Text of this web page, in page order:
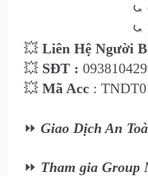
⤿
⤿
💥 Liên Hệ Người
💥 SĐT :
💥 Mã Acc :
⏩ Giao Dịch An
⏩ Tham gia Group